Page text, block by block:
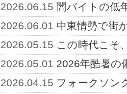
2026.06.15 闇バイトの低
2026.06.01 中東情勢で街
2026.05.15 この時代こそ
2026.05.01 2026年酷暑の
2026.04.15 フォークソン